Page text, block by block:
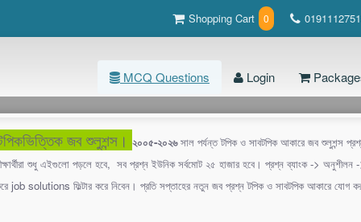
Shopping Cart 0
MCQ Questions Login
Gender (131 টি প্রশ্ন )
Page
জব শুলুশন্স। ২০০৫-২০২৬সাল পর্যন্ত টপিক ও সাবটপিক আকারে জব শুলুশন্স
শুধু এইগুলো পড়লে হবে, সব প্রশ্ন ইউনিক সর্বমোট ২৫ হাজার হবে। প্রশ্ন ব্যাংক -> অনুশীলন
job solutions ফিল্টার করে নিবেন। প্রতি সপ্তাহের নতুন জব প্রশ্ন টপিক ও সাবটপিক আকারে যোগ